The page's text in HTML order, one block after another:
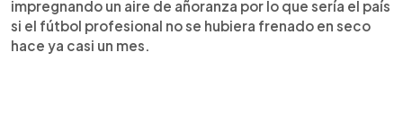
impregnando un aire de añoranza por lo que sería el país
si el fútbol profesional no se hubiera frenado en seco
hace ya casi un mes.